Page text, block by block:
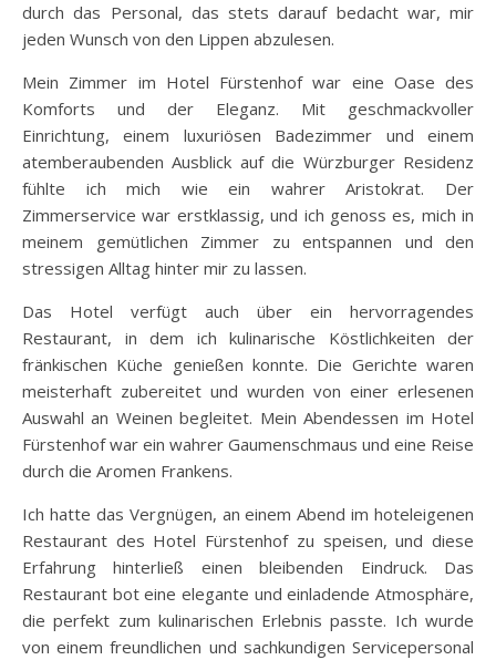
durch das Personal, das stets darauf bedacht war, mir
jeden Wunsch von den Lippen abzulesen.
Mein Zimmer im Hotel Fürstenhof war eine Oase des
Komforts und der Eleganz. Mit geschmackvoller
Einrichtung, einem luxuriösen Badezimmer und einem
atemberaubenden Ausblick auf die Würzburger Residenz
fühlte ich mich wie ein wahrer Aristokrat. Der
Zimmerservice war erstklassig, und ich genoss es, mich in
meinem gemütlichen Zimmer zu entspannen und den
stressigen Alltag hinter mir zu lassen.
Das Hotel verfügt auch über ein hervorragendes
Restaurant, in dem ich kulinarische Köstlichkeiten der
fränkischen Küche genießen konnte. Die Gerichte waren
meisterhaft zubereitet und wurden von einer erlesenen
Auswahl an Weinen begleitet. Mein Abendessen im Hotel
Fürstenhof war ein wahrer Gaumenschmaus und eine Reise
durch die Aromen Frankens.
Ich hatte das Vergnügen, an einem Abend im hoteleigenen
Restaurant des Hotel Fürstenhof zu speisen, und diese
Erfahrung hinterließ einen bleibenden Eindruck. Das
Restaurant bot eine elegante und einladende Atmosphäre,
die perfekt zum kulinarischen Erlebnis passte. Ich wurde
von einem freundlichen und sachkundigen Servicepersonal